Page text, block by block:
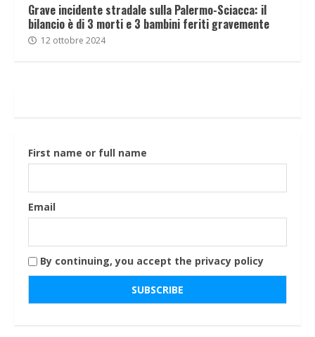
Grave incidente stradale sulla Palermo-Sciacca: il
bilancio è di 3 morti e 3 bambini feriti gravemente
12 ottobre 2024
First name or full name
Email
By continuing, you accept the privacy policy